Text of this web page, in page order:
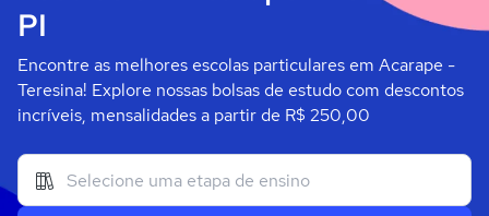
PI
Encontre as melhores escolas particulares em Acarape -
Teresina! Explore nossas bolsas de estudo com descontos
incríveis, mensalidades a partir de R$ 250,00